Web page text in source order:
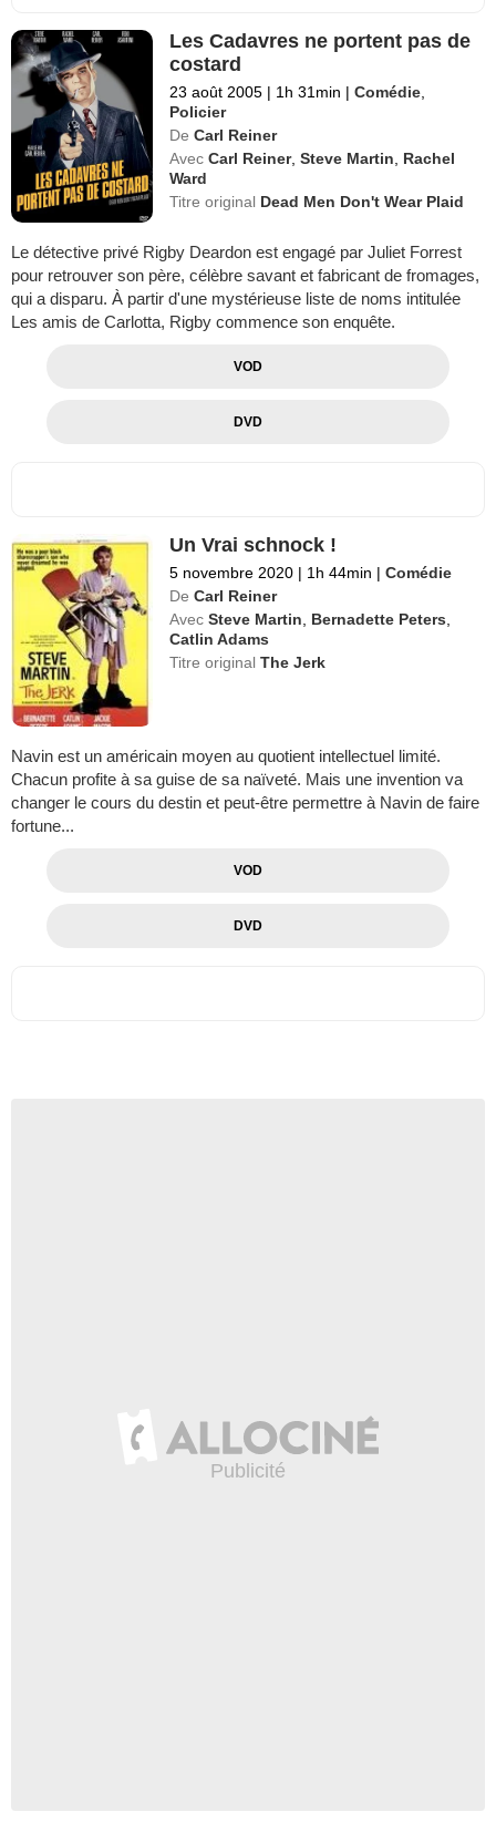
Les Cadavres ne portent pas de
costard
23 août 2005 | 1h 31min | Comédie
Policier
De Carl Reiner
Avec Carl Reiner,Steve Martin
Rachel
Ward
Titre original Dead Men Don't Wear Plaid
Le détective privé Rigby Deardon est engagé par Juliet Forrest
pour retrouver son père, célèbre savant et fabricant de fromages,
qui a disparu. À partir d'une mystérieuse liste de noms intitulée
Les amis de Carlotta, Rigby commence son enquête.
VOD
DVD
Un Vrai schnock !
5 novembre 2020 | 1h 44min | Comédie
De Carl Reiner
Avec Steve Martin Bernadette Peters
Catlin Adams
Titre originalThe Jerk
Navin est un américain moyen au quotient intellectuel limité.
Chacun profite à sa guise de sa naïveté. Mais une invention va
changer le cours du destin et peut-être permettre à Navin de faire
fortune...
VOD
DVD